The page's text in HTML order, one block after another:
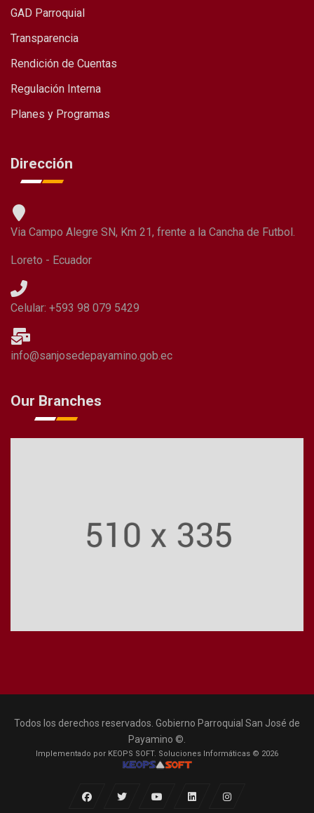
GAD Parroquial
Transparencia
Rendición de Cuentas
Regulación Interna
Planes y Programas
Dirección
Via Campo Alegre SN, Km 21, frente a la Cancha de Futbol.
Loreto - Ecuador
Celular: +593 98 079 5429
info@sanjosedepayamino.gob.ec
Our Branches
Todos los derechos reservados. Gobierno Parroquial San José de
Payamino ©.
Implementado por KEOPS SOFT. Soluciones Informáticas © 2026